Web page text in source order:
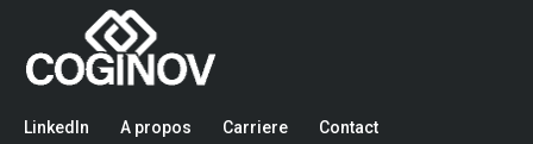
LinkedIn A propos Carriere Contact